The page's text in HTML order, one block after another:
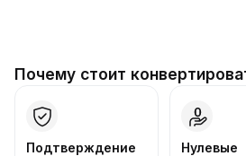
Почему стоит
Подтверждение
Нулевые